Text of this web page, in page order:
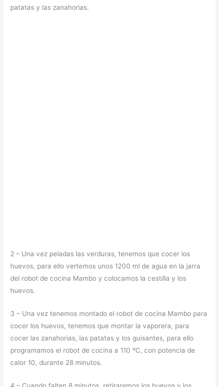
patatas y las zanahorias.
2 – Una vez peladas las verduras, tenemos que cocer los
huevos, para ello vertemos unos 1200 ml de agua en la jarra
del robot de cocina Mambo y colocamos la cestilla y los
huevos.
3 – Una vez tenemos montado el robot de cocina Mambo para
cocer los huevos, tenemos que montar la vaporera, para
cocer las zanahorias, las patatas y los guisantes, para ello
programamos el robot de cocina a 110 ºC, con potencia de
calor 10, durante 28 minutos.